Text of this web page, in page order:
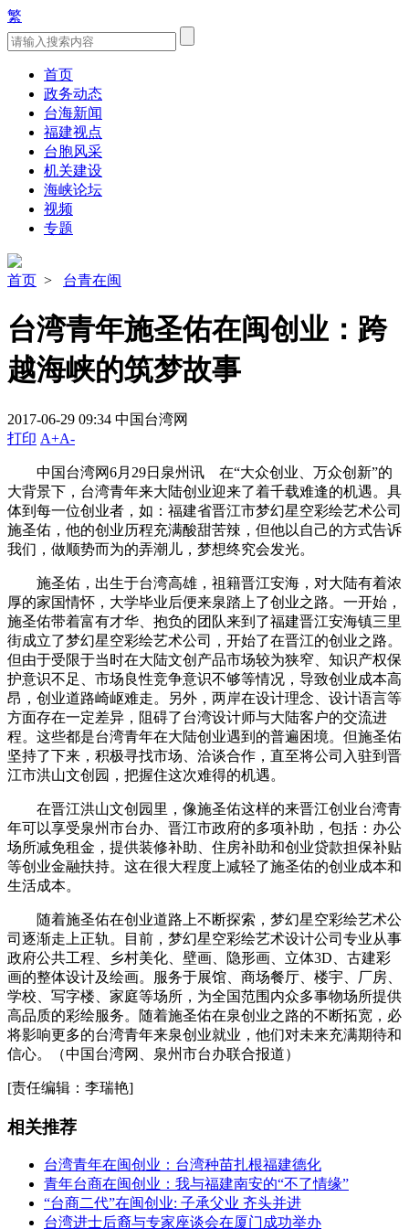
繁
首页
政务动态
台海新闻
福建视点
台胞风采
机关建设
海峡论坛
视频
专题
首页 > 台青在闽
台湾青年施圣佑在闽创业：跨
越海峡的筑梦故事
2017-06-29 09:34 中国台湾网
打印 A+A-
中国台湾网6月29日泉州讯 在“大众创业、万众创新”的
大背景下，台湾青年来大陆创业迎来了着千载难逢的机遇。具
体到每一位创业者，如：福建省晋江市梦幻星空彩绘艺术公司
施圣佑，他的创业历程充满酸甜苦辣，但他以自己的方式告诉
我们，做顺势而为的弄潮儿，梦想终究会发光。
施圣佑，出生于台湾高雄，祖籍晋江安海，对大陆有着浓
厚的家国情怀，大学毕业后便来泉踏上了创业之路。一开始，
施圣佑带着富有才华、抱负的团队来到了福建晋江安海镇三里
街成立了梦幻星空彩绘艺术公司，开始了在晋江的创业之路。
但由于受限于当时在大陆文创产品市场较为狭窄、知识产权保
护意识不足、市场良性竞争意识不够等情况，导致创业成本高
昂，创业道路崎岖难走。另外，两岸在设计理念、设计语言等
方面存在一定差异，阻碍了台湾设计师与大陆客户的交流进
程。这些都是台湾青年在大陆创业遇到的普遍困境。但施圣佑
坚持了下来，积极寻找市场、洽谈合作，直至将公司入驻到晋
江市洪山文创园，把握住这次难得的机遇。
在晋江洪山文创园里，像施圣佑这样的来晋江创业台湾青
年可以享受泉州市台办、晋江市政府的多项补助，包括：办公
场所减免租金，提供装修补助、住房补助和创业贷款担保补贴
等创业金融扶持。这在很大程度上减轻了施圣佑的创业成本和
生活成本。
随着施圣佑在创业道路上不断探索，梦幻星空彩绘艺术公
司逐渐走上正轨。目前，梦幻星空彩绘艺术设计公司专业从事
政府公共工程、乡村美化、壁画、隐形画、立体3D、古建彩
画的整体设计及绘画。服务于展馆、商场餐厅、楼宇、厂房、
学校、写字楼、家庭等场所，为全国范围内众多事物场所提供
高品质的彩绘服务。随着施圣佑在泉创业之路的不断拓宽，必
将影响更多的台湾青年来泉创业就业，他们对未来充满期待和
信心。（中国台湾网、泉州市台办联合报道）
[责任编辑：李瑞艳]
相关推荐
台湾青年在闽创业：台湾种苗扎根福建德化
青年台商在闽创业：我与福建南安的“不了情缘”
“台商二代”在闽创业: 子承父业 齐头并进
台湾进士后裔与专家座谈会在厦门成功举办